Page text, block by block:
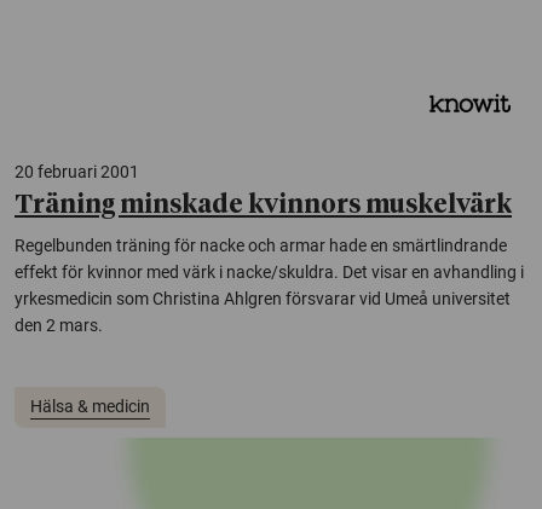
20 februari 2001
Träning minskade kvinnors muskelvärk
Regelbunden träning för nacke och armar hade en smärtlindrande
effekt för kvinnor med värk i nacke/skuldra. Det visar en avhandling i
yrkesmedicin som Christina Ahlgren försvarar vid Umeå universitet
den 2 mars.
Hälsa & medicin